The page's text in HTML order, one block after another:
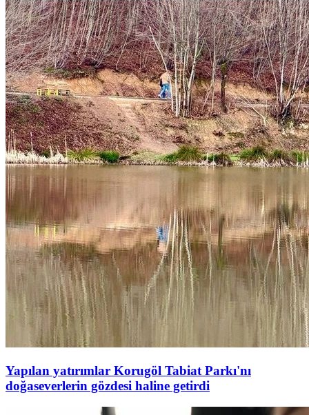
Yapılan yatırımlar Korugöl Tabiat Parkı'nı
doğaseverlerin gözdesi haline getirdi